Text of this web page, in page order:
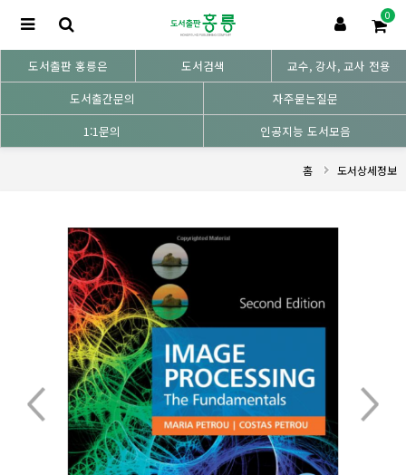
0
도서출판 홍릉은 도서검색
교수, 강사, 교사 전용
도서출간문의
자주묻는질문
1:1문의
인공지능 도서모음
홈 도서상세정보